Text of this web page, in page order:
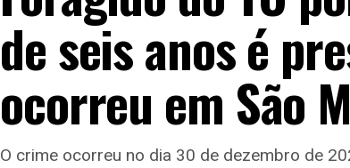
de seis anos é
ocorreu em São
O crime ocorreu no dia 30 de dezembro de